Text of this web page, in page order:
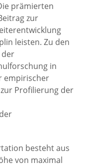
prämierten
zur
leisten. Zu den
der
in
empirischer
Profilierung der
besteht aus
von maximal